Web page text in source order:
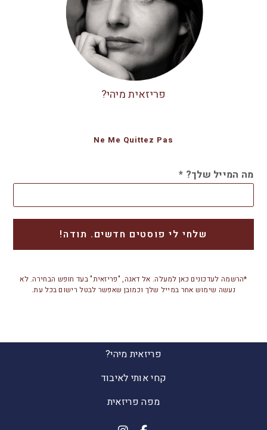
פריזאית מיהי?
Ne Me Quittez Pas
מה המייל שלך? *
*הרשמה לעדכונים כאן למעלה. אל דאגה, "פריזאית" בעד חופש הבחירה. לא
נעשה שימוש אחר במייל שלך וכמובן שאפשר לבטל רישום בכל עת.
פריזאית מיהי?
קחי אותי לאיבוד
מפה פריזאית